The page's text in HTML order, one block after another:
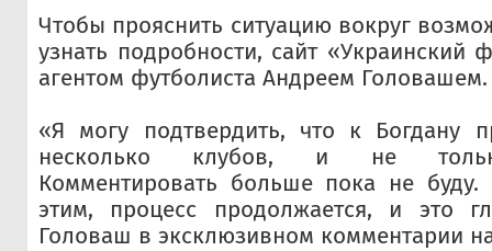
Чтобы прояснить ситуацию вокруг
узнать подробности, сайт «Украинский
агентом футболиста Андреем Головашем.
«Я могу подтвердить, что к Богдану
несколько клубов, и не
Комментировать больше пока не
этим, процесс продолжается, и это
Головаш в эксклюзивном комментарии